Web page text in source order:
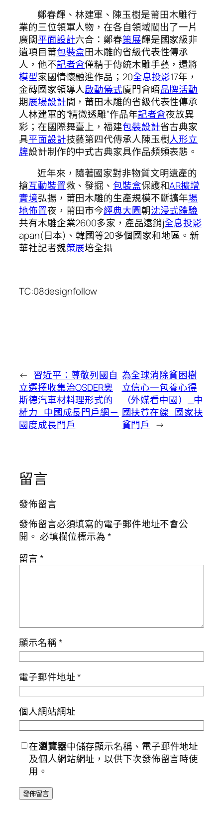
鄭春輝、林建軍、陳玉樹是莆田木雕行
業的三位領軍人物，在各自領域闖出了一片
廣闊平面設計六合：鄭春策展輝是國家級非
遺項目莆包裝盒田木雕的省級代表性傳承
人，他不記者會僅精于傳統木雕手藝，還將
模型家國情懷融進作品；20全息投影17年，
金磚國家領導人啟動儀式廈門會晤品牌活動
期展場設計間，莆田木雕的省級代表性傳承
人林建軍的“精微透雕”作品年記者會夜放異
彩；在國際舞臺上，福建包裝設計省古典家
具平面設計技藝第四代傳承人陳玉樹人形立
牌設計制作的中式古典家具作品頻頻表態。
近年來，隨著國家對非物質文明遺產的
搶互動裝置救、發掘、包裝盒保護和AR擴增
實境弘揚，莆田木雕的生產規模不斷擴年場
地佈置夜，莆田市今經典大圖朝沈浸式體驗
共有木雕企業2600多家，產品遠銷j全息投影
apan(日本)、韓國等20多個國家和地區。新
華社記者魏策展培全攝
TC:08designfollow
← 習近平：尊敬列國自
立選擇收集治OSDER奧
斯德汽車材料理形式的
權力_中國成長門戶網－
國度成長門戶
為全球消除貧困樹
立信心一包養心得
（外媒看中國）_中
國扶貧在線_國家扶
貧門戶
→
留言
發佈留言
發佈留言必須填寫的電子郵件地址不會公
開。 必填欄位標示為*
留言*
顯示名稱*
電子郵件地址*
個人網站網址
在瀏覽器中儲存顯示名稱、電子郵件地址
及個人網站網址，以供下次發佈留言時使
用。